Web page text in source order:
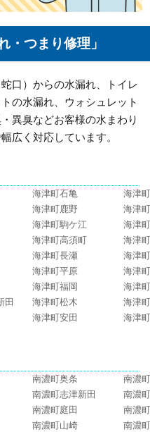
つまり修理」
口）からの水漏れ、トイレ
の水漏れ、ウォシュレット
異臭などお客様の水まわり
広く対応しています。
海津町石亀
海津
海津町鹿野
海津
海津町駒ケ江
海津
海津町高須町
海津
海津町長瀬
海津
海津町平原
海津
海津町福岡
海津
田 海津町松木
海津
海津町安田 海津
南濃町奥条
南濃
南濃町志津新田
南濃
南濃町庭田
南濃
南濃町山崎 南濃